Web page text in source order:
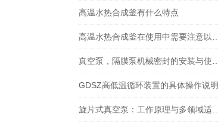
高温水热合成釜有什么特点
GDSZ高低温循环装置的具体操作说明